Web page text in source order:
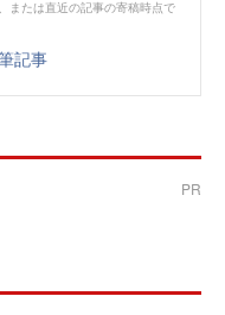
または直近の記事の寄稿時点で
記事
PR